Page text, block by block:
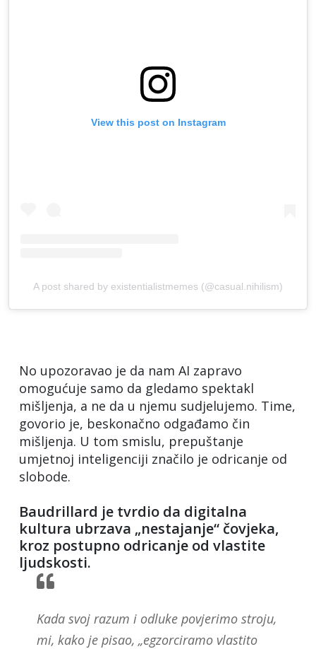
View this post on Instagram
A post shared by existentialistmemes (@casual.nihilism)
No upozoravao je da nam AI zapravo
omogućuje samo da gledamo spektakl
mišljenja, a ne da u njemu sudjelujemo. Time,
govorio je, beskonačno odgađamo čin
mišljenja. U tom smislu, prepuštanje
umjetnoj inteligenciji značilo je odricanje od
slobode.
Baudrillard je tvrdio da digitalna
kultura ubrzava „nestajanje“ čovjeka,
kroz postupno odricanje od vlastite
ljudskosti.
Kada svoj razum i odluke povjerimo stroju,
mi, kako je pisao, „egzorciramo vlastito